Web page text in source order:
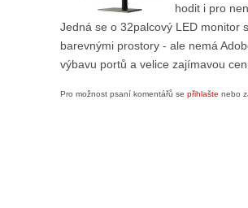
hodit i pro
Jedná se o 32palcový LED monitor
barevnými prostory - ale nemá
výbavu portů a velice zajímavou
Pro možnost psaní komentářů se přihlašte nebo